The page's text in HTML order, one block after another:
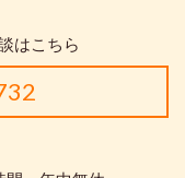
はこちら